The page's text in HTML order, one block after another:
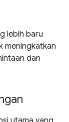
lebih baru
meningkatkan
dan